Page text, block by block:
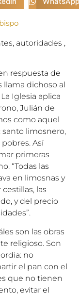
autoridades ,
respuesta de
llama dichoso al
Iglesia aplica
Julián de
como aquel
santo limosnero,
Así
primeras
“Todas las
en limosnas y
las
y del precio
son las obras
religioso. Son
no
el pan con el
que no tienen
evitar el